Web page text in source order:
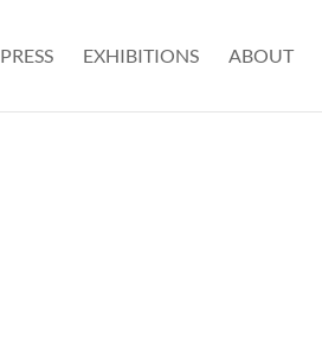
PRESS EXHIBITIONS ABOUT